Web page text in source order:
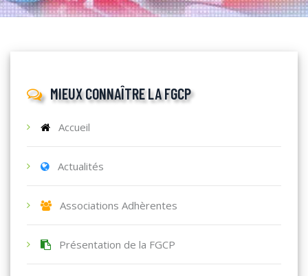
MIEUX CONNAÎTRE LA FGCP
Accueil
Actualités
Associations Adhèrentes
Présentation de la FGCP